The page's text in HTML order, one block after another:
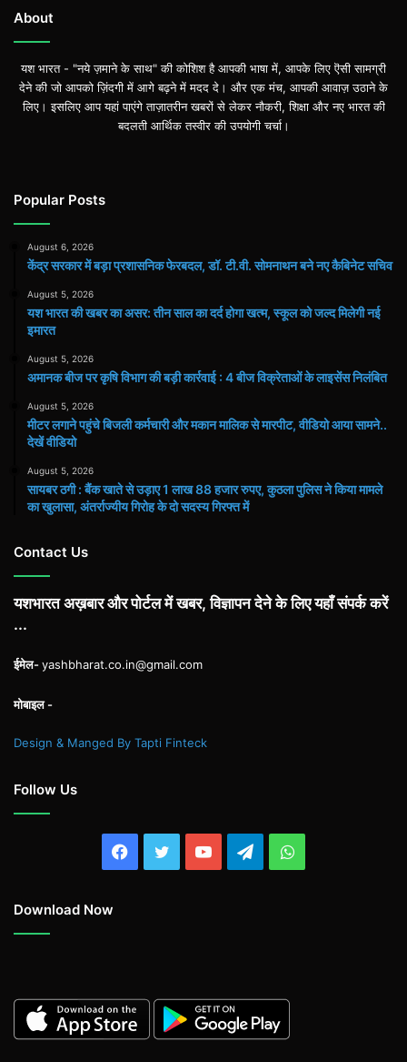
About
यश भारत - "नये ज़माने के साथ" की कोशिश है आपकी भाषा में, आपके लिए ऎसी सामग्री
देने की जो आपको ज़िंदगी में आगे बढ़ने में मदद दे। और एक मंच, आपकी आवाज़ उठाने के
लिए। इसलिए आप यहां पाएंगे ताज़ातरीन खबरों से लेकर नौकरी, शिक्षा और नए भारत की
बदलती आर्थिक तस्वीर की उपयोगी चर्चा।
Popular Posts
August 6, 2026
केंद्र सरकार में बड़ा प्रशासनिक फेरबदल, डॉ. टी.वी. सोमनाथन बने नए कैबिनेट सचिव
August 5, 2026
यश भारत की खबर का असर: तीन साल का दर्द होगा खत्म, स्कूल को जल्द मिलेगी नई
इमारत
August 5, 2026
अमानक बीज पर कृषि विभाग की बड़ी कार्रवाई : 4 बीज विक्रेताओं के लाइसेंस निलंबित
August 5, 2026
मीटर लगाने पहुंचे बिजली कर्मचारी और मकान मालिक से मारपीट, वीडियो आया सामने..
देखें वीडियो
August 5, 2026
सायबर ठगी : बैंक खाते से उड़ाए 1 लाख 88 हजार रुपए, कुठला पुलिस ने किया मामले
का खुलासा, अंतर्राज्यीय गिरोह के दो सदस्य गिरफ्त में
Contact Us
यशभारत अख़बार और पोर्टल में खबर, विज्ञापन देने के लिए यहाँ संपर्क करें
...
ईमेल-yashbharat.co.in@gmail.com
मोबाइल -
Design & Manged By Tapti Finteck
Follow Us
Facebook
TwitterYouTubeTelegramWhatsApp
Download Now